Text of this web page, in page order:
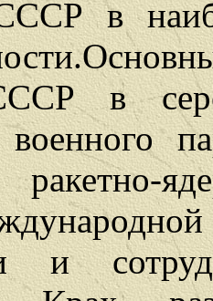
в
в
военного
ракетно-
и